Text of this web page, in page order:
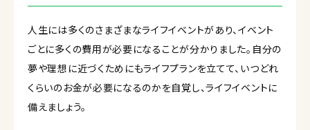
人生には多くのさまざまなライフイベントがあり、イベント
ごとに多くの費用が必要になることが分かりました。自分の
夢や理想に近づくためにもライフプランを立てて、いつどれ
くらいのお金が必要になるのかを自覚し、ライフイベントに
備えましょう。